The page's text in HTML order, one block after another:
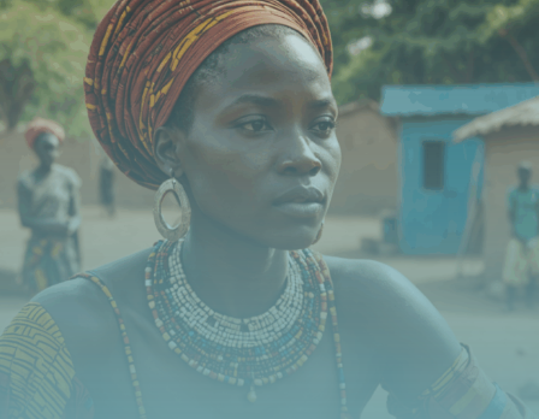
qui révolutionne l’entreprise
21 juillet 2025